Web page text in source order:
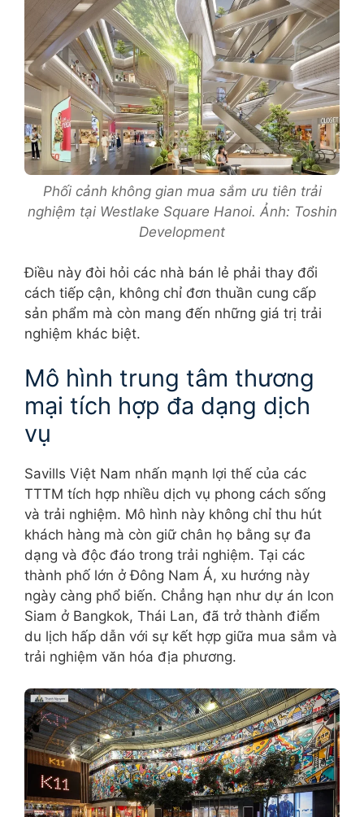
Phối cảnh không gian mua sắm ưu tiên trải
nghiệm tại Westlake Square Hanoi. Ảnh: Toshin
Development
Điều này đòi hỏi các nhà bán lẻ phải thay đổi
cách tiếp cận, không chỉ đơn thuần cung cấp
sản phẩm mà còn mang đến những giá trị trải
nghiệm khác biệt.
Mô hình trung tâm thương
mại tích hợp đa dạng dịch
vụ
Savills Việt Nam nhấn mạnh lợi thế của các
TTTM tích hợp nhiều dịch vụ phong cách sống
và trải nghiệm. Mô hình này không chỉ thu hút
khách hàng mà còn giữ chân họ bằng sự đa
dạng và độc đáo trong trải nghiệm. Tại các
thành phố lớn ở Đông Nam Á, xu hướng này
ngày càng phổ biến. Chẳng hạn như dự án Icon
Siam ở Bangkok, Thái Lan, đã trở thành điểm
du lịch hấp dẫn với sự kết hợp giữa mua sắm và
trải nghiệm văn hóa địa phương.